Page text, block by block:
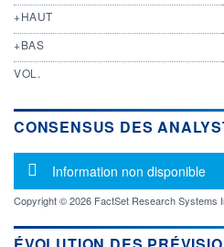
+HAUT
+BAS
VOL.
CONSENSUS DES
Message d'information
Information non disponible
Copyright © 2026 FactSet Research Systems